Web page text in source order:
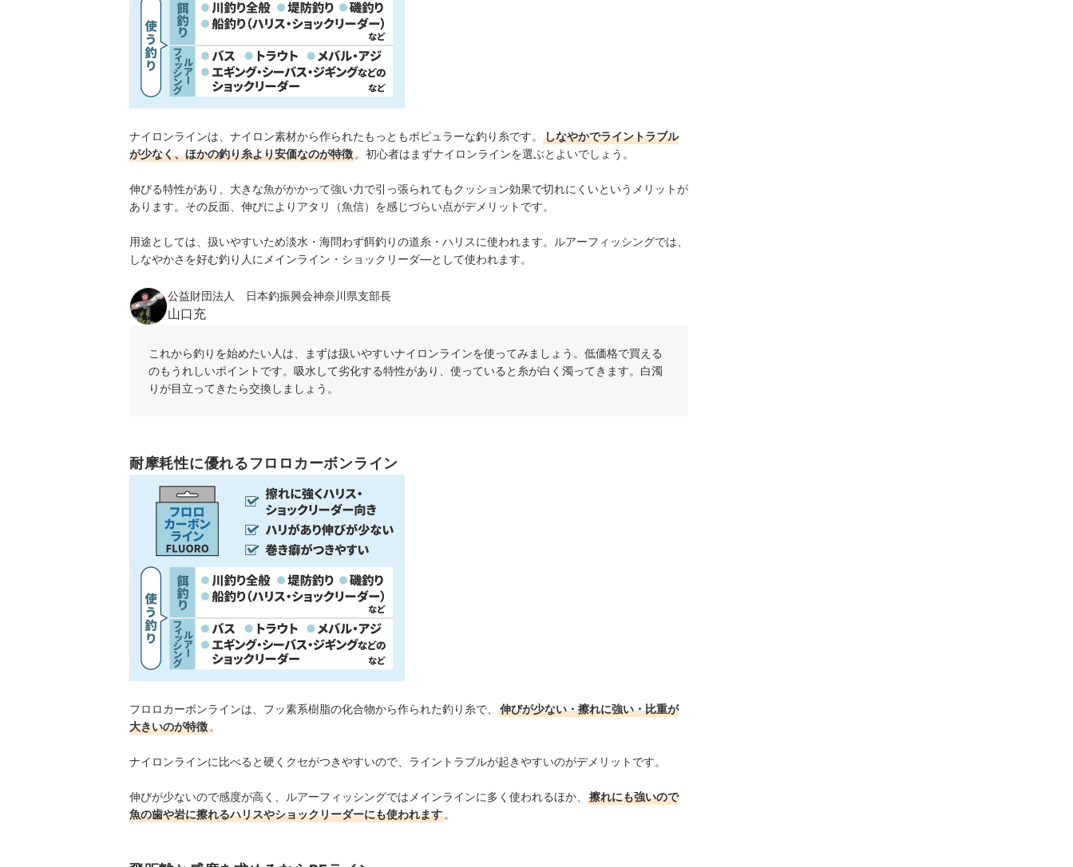
ナイロンラインは、ナイロン素材から作られたもっともポピュラーな釣り糸です。
しなやかでライントラブル
が少なく、ほかの釣り糸より安価なのが特徴 。初心者はまずナイロンラインを選ぶとよいでしょう。
伸びる特性があり、大きな魚がかかって強い力で引っ張られてもクッション効果で切れにくいというメリットが
あります。その反面、伸びによりアタリ（魚信）を感じづらい点がデメリットです。
用途としては、扱いやすいため淡水・海問わず餌釣りの道糸・ハリスに使われます。ルアーフィッシングでは、
しなやかさを好む釣り人にメインライン・ショックリーダ―として使われます。
公益財団法人 日本釣振興会神奈川県支部長
山口充
これから釣りを始めたい人は、まずは扱いやすいナイロンラインを使ってみましょう。低価格で買える
のもうれしいポイントです。吸水して劣化する特性があり、使っていると糸が白く濁ってきます。白濁
りが目立ってきたら交換しましょう。
耐摩耗性に優れるフロロカーボンライン
フロロカーボンラインは、フッ素系樹脂の化合物から作られた釣り糸で、
伸びが少ない・擦れに強い・比重が
大きいのが特徴 。
ナイロンラインに比べると硬くクセがつきやすいので、ライントラブルが起きやすいのがデメリットです。
伸びが少ないので感度が高く、ルアーフィッシングではメインラインに多く使われるほか、
擦れにも強いので
魚の歯や岩に擦れるハリスやショックリーダーにも使われます 。